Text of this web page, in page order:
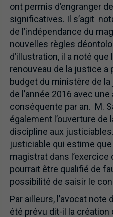
ont permis d’engranger
significatives. Il s’agit
de l’indépendance du
nouvelles règles
d’illustration, il a noté
renouveau de la justice a
budget du ministère de
de l’année 2016 avec
conséquente par an. M.
également l’ouverture
discipline aux
justiciable qui estime
magistrat dans
pourrait être qualifié de
possibilité de saisir le
Par ailleurs, l’avocat
été prévu dit-il la création